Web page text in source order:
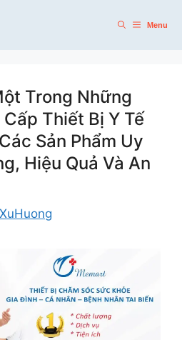
Menu
Trong Những
Thiết Bị Y Tế
Sản Phẩm Uy
Hiệu Quả Và An